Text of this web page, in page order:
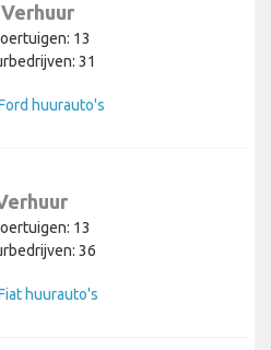
13
31
huurauto's
13
36
huurauto's